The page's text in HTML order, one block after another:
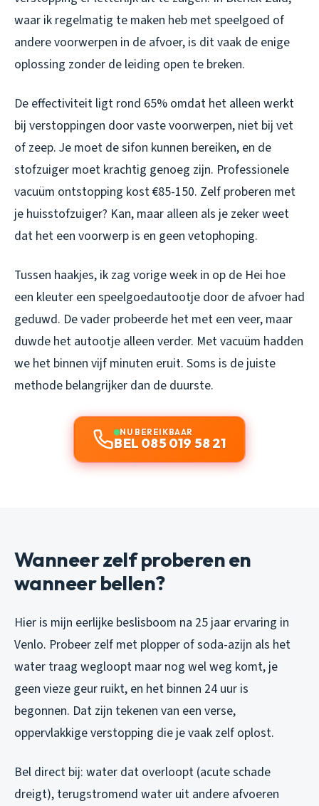
waar ik regelmatig te maken heb met speelgoed of
andere voorwerpen in de afvoer, is dit vaak de enige
oplossing zonder de leiding open te breken.
De effectiviteit ligt rond 65% omdat het alleen werkt
bij verstoppingen door vaste voorwerpen, niet bij vet
of zeep. Je moet de sifon kunnen bereiken, en de
stofzuiger moet krachtig genoeg zijn. Professionele
vacuüm ontstopping kost €85-150. Zelf proberen met
je huisstofzuiger? Kan, maar alleen als je zeker weet
dat het een voorwerp is en geen vetophoping.
Tussen haakjes, ik zag vorige week in op de Hei hoe
een kleuter een speelgoedautootje door de afvoer had
geduwd. De vader probeerde het met een veer, maar
duwde het autootje alleen verder. Met vacuüm hadden
we het binnen vijf minuten eruit. Soms is de juiste
methode belangrijker dan de duurste.
NU BEREIKBAAR
BEL 085 019 58 21
Wanneer zelf proberen en
wanneer bellen?
Hier is mijn eerlijke beslisboom na 25 jaar ervaring in
Venlo. Probeer zelf met plopper of soda-azijn als het
water traag wegloopt maar nog wel weg komt, je
geen vieze geur ruikt, en het binnen 24 uur is
begonnen. Dat zijn tekenen van een verse,
oppervlakkige verstopping die je vaak zelf oplost.
Bel direct bij: water dat overloopt (acute schade
dreigt), terugstromend water uit andere afvoeren